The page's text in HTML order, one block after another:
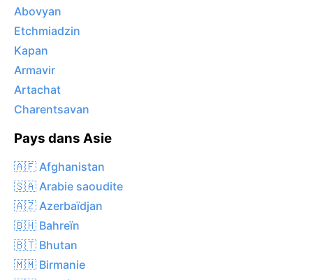
Abovyan
Etchmiadzin
Kapan
Armavir
Artachat
Charentsavan
Pays dans Asie
🇦🇫 Afghanistan
🇸🇦 Arabie saoudite
🇦🇿 Azerbaïdjan
🇧🇭 Bahreïn
🇧🇹 Bhutan
🇲🇲 Birmanie